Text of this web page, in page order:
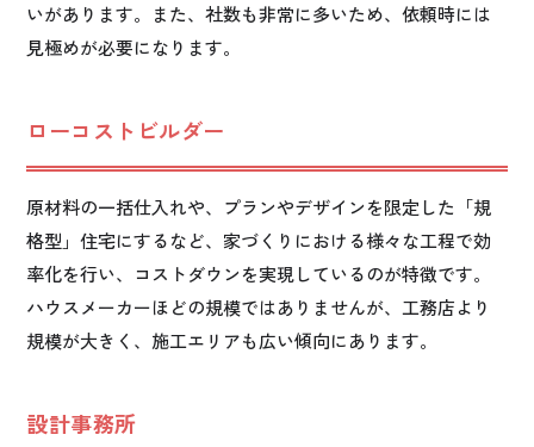
いがあります。また、社数も非常に多いため、依頼時には
見極めが必要になります。
ローコストビルダー
原材料の一括仕入れや、プランやデザインを限定した「規
格型」住宅にするなど、家づくりにおける様々な工程で効
率化を行い、コストダウンを実現しているのが特徴です。
ハウスメーカーほどの規模ではありませんが、工務店より
規模が大きく、施工エリアも広い傾向にあります。
設計事務所